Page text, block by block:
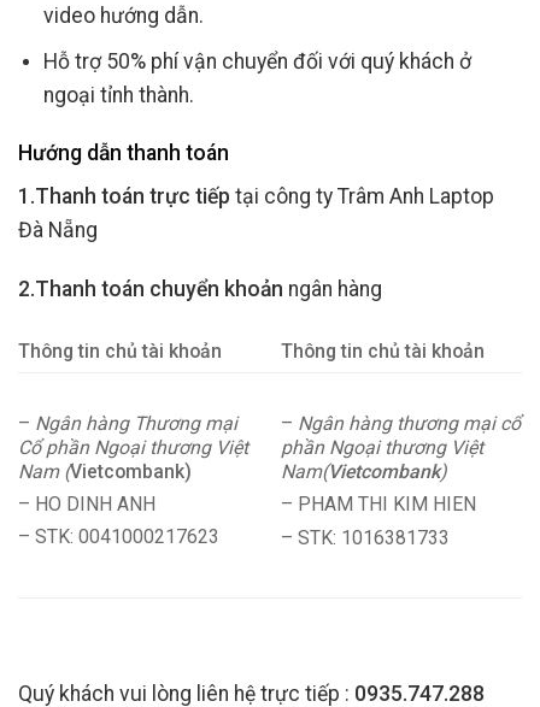
video hướng dẫn.
Hỗ trợ 50% phí vận chuyển đối với quý khách ở
ngoại tỉnh thành.
Hướng dẫn thanh toán
1.Thanh toán trực tiếp tại công ty Trâm Anh Laptop
Đà Nẵng
2.Thanh toán chuyển khoản ngân hàng
Thông tin chủ tài khoản Thông tin chủ tài khoản
– Ngân hàng Thương mại
Cổ phần Ngoại thương Việt
Nam (Vietcombank)
– HO DINH ANH
– STK: 0041000217623
– Ngân hàng thương mại cổ
phần Ngoại thương Việt
Nam(Vietcombank)
– PHAM THI KIM HIEN
– STK: 1016381733
Quý khách vui lòng liên hệ trực tiếp : 0935.747.288